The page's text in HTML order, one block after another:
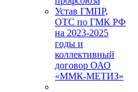
Устав ГМПР,
ОТС по ГМК РФ
на 2023-2025
годы и
коллективный
договор ОАО
«ММК-МЕТИЗ»